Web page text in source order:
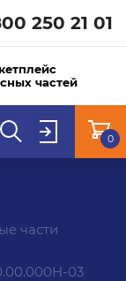
250 21 01
частей
0
части
03